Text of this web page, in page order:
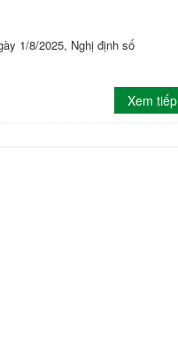
1/8/2025, Nghị định số
Xem tiếp